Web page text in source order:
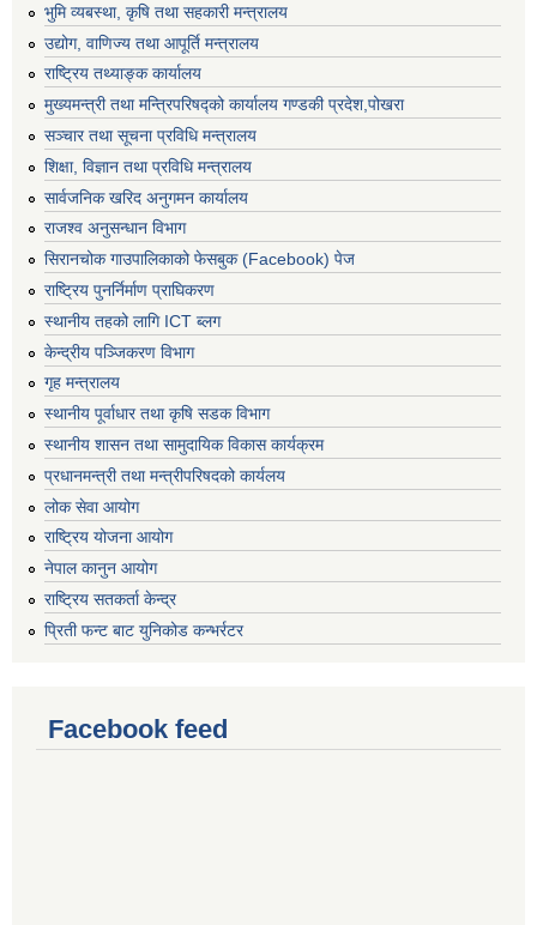
भुमि व्यबस्था, कृषि तथा सहकारी मन्त्रालय
उद्योग, वाणिज्य तथा आपूर्ति मन्त्रालय
राष्ट्रिय तथ्याङ्क कार्यालय
मुख्यमन्त्री तथा मन्त्रिपरिषद्को कार्यालय गण्डकी प्रदेश,पोखरा
सञ्‍चार तथा सूचना प्रविधि मन्त्रालय
शिक्षा, विज्ञान तथा प्रविधि मन्त्रालय
सार्वजनिक खरिद अनुगमन कार्यालय
राजश्व अनुसन्धान विभाग
सिरानचोक गाउपालिकाको फेसबुक (Facebook) पेज
राष्ट्रिय पुनर्निर्माण प्राघिकरण
स्थानीय तहको लागि ICT ब्लग
केन्द्रीय पञ्जिकरण विभाग
गृह मन्त्रालय
स्थानीय पूर्वाधार तथा कृषि सडक विभाग
स्थानीय शासन तथा सामुदायिक विकास कार्यक्रम
प्रधानमन्त्री तथा मन्त्रीपरिषदको कार्यलय
लोक सेवा आयोग
राष्ट्रिय योजना आयोग
नेपाल कानुन आयोग
राष्ट्रिय सतकर्ता केन्द्र
प्रिती फन्ट बाट युनिकोड कन्भर्रटर
Facebook feed